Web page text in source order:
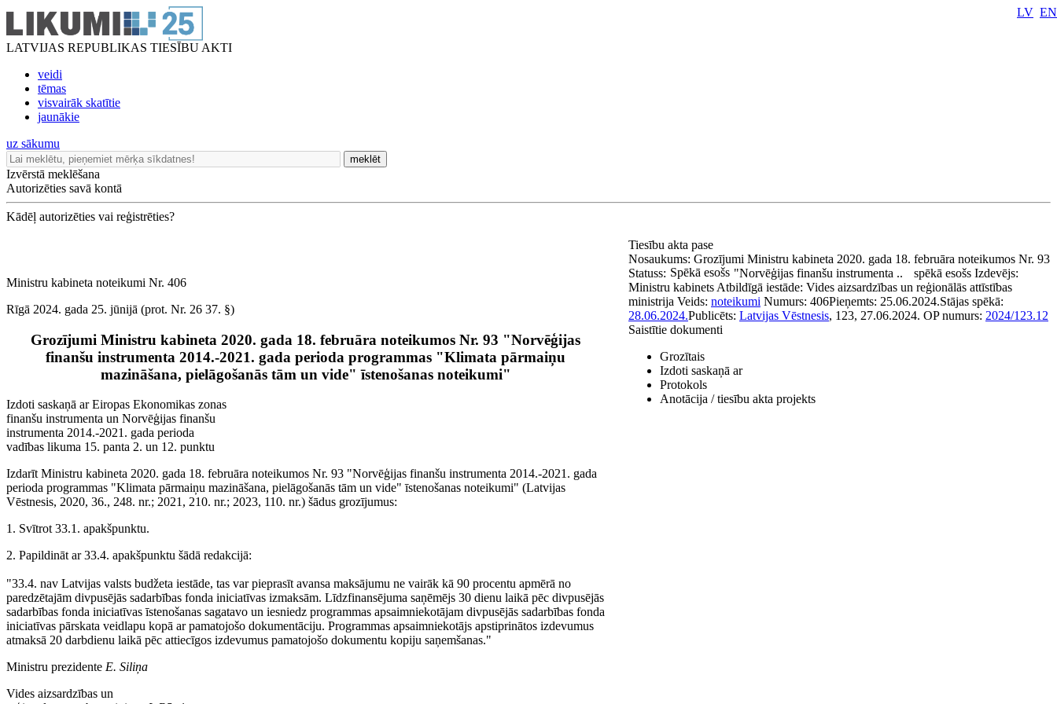
LATVIJAS REPUBLIKAS TIESĪBU AKTI
veidi
tēmas
visvairāk skatītie
jaunākie
LV EN
uz sākumu
meklēt
Izvērstā meklēšana
Autorizēties savā kontā
Kādēļ autorizēties vai reģistrēties?
Ministru kabineta noteikumi Nr. 406
Rīgā 2024. gada 25. jūnijā (prot. Nr. 26 37. §)
Grozījumi Ministru kabineta 2020. gada 18. februāra noteikumos Nr. 93 "Norvēģijas
finanšu instrumenta 2014.-2021. gada perioda programmas "Klimata pārmaiņu
mazināšana, pielāgošanās tām un vide" īstenošanas noteikumi"
Izdoti saskaņā ar Eiropas Ekonomikas zonas
finanšu instrumenta un Norvēģijas finanšu
instrumenta 2014.-2021. gada perioda
vadības likuma 15. panta 2. un 12. punktu
Izdarīt Ministru kabineta 2020. gada 18. februāra noteikumos Nr. 93 "Norvēģijas finanšu instrumenta 2014.-2021. gada
perioda programmas "Klimata pārmaiņu mazināšana, pielāgošanās tām un vide" īstenošanas noteikumi" (Latvijas
Vēstnesis, 2020, 36., 248. nr.; 2021, 210. nr.; 2023, 110. nr.) šādus grozījumus:
1. Svītrot 33.1. apakšpunktu.
2. Papildināt ar 33.4. apakšpunktu šādā redakcijā:
"33.4. nav Latvijas valsts budžeta iestāde, tas var pieprasīt avansa maksājumu ne vairāk kā 90 procentu apmērā no
paredzētajām divpusējās sadarbības fonda iniciatīvas izmaksām. Līdzfinansējuma saņēmējs 30 dienu laikā pēc divpusējās
sadarbības fonda iniciatīvas īstenošanas sagatavo un iesniedz programmas apsaimniekotājam divpusējās sadarbības fonda
iniciatīvas pārskata veidlapu kopā ar pamatojošo dokumentāciju. Programmas apsaimniekotājs apstiprinātos izdevumus
atmaksā 20 darbdienu laikā pēc attiecīgos izdevumus pamatojošo dokumentu kopiju saņemšanas."
Ministru prezidente E. Siliņa
Vides aizsardzības un
Tiesību akta pase
Nosaukums: Grozījumi Ministru kabineta 2020. gada 18. februāra noteikumos Nr. 93
"Norvēģijas finanšu instrumenta ..
Statuss: Spēkā esošs spēkā esošs Izdevējs:
Ministru kabinets Atbildīgā iestāde: Vides aizsardzības un reģionālās attīstības
ministrija Veids: noteikumi Numurs: 406Pieņemts: 25.06.2024.Stājas spēkā:
28.06.2024.Publicēts: Latvijas Vēstnesis, 123, 27.06.2024. OP numurs: 2024/123.12
Saistītie dokumenti
Grozītais
Izdoti saskaņā ar
Protokols
Anotācija / tiesību akta projekts